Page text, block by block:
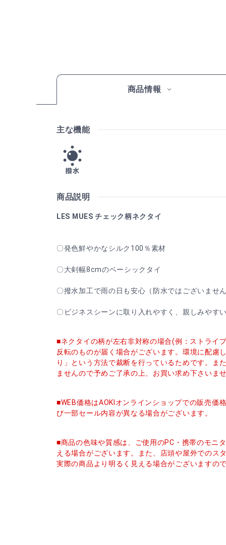
商品情報
主な機能
商品説明
LES MUES チェック柄ネクタイ
〇発色鮮やかなシルク100％素材
〇大剣幅8cmのベーシックタイ
〇撥水加工で雨の日も安心（防水ではございませ
〇ビジネスシーンに取り入れやすく、親しみやす
■ネクタイの柄が左右非対称の場合(例：ストライ
反転のものが届く場合がございます。環境に配慮
り」という方法で裁断を行っているためです。ま
ませんので予めご了承の上、お買い求め下さいま
■WEB価格はAOKIオンラインショップでの販売価
び一部セール内容が異なる場合がございます。
■商品の色味や質感は、ご使用のPC・携帯のモニ
える場合がございます。また、店頭や屋外でのス
実際の商品より明るく見える場合がございますの